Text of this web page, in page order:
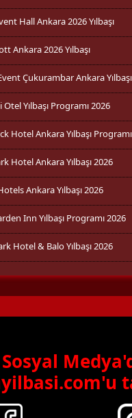
Hall Ankara 2026 Yılbaşı
Ankara 2026 Yılbaşı
Çukurambar Ankara
Otel Yılbaşı Programı 2026
Hotel Ankara Yılbaşı
Hotel Ankara Yılbaşı 2026
Ankara Yılbaşı 2026
Inn Yılbaşı Programı 2026
Hotel & Balo Yılbaşı 2026
Sosyal